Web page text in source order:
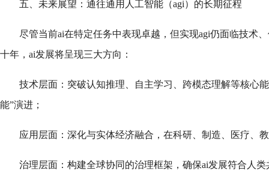
五、未来展望：通往通用人工智能（agi）的长期征程
尽管当前ai在特定任务中表现卓越，但实现agi仍面临技术
十年，ai发展将呈现三大方向：
技术层面：突破认知推理、自主学习、跨模态理解等核心
能”演进；
应用层面：深化与实体经济融合，在科研、制造、医疗、
治理层面：构建全球协同的治理框架，确保ai发展符合人类